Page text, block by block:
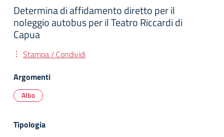
Determina di affidamento diretto per il
noleggio autobus per il Teatro Riccardi di
Capua
Stampa / Condividi
Argomenti
Albo
Tipologia